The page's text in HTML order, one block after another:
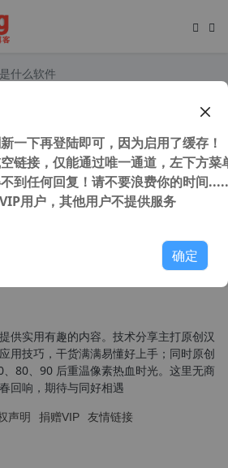
什么软件
员版
供实用有趣的内容。技术分享主打原创汉
用技巧，干货满满易懂好上手；同时原创
80、90 后重温像素热血时光。这里无商
回响，期待与同好相遇
声明 捐赠VIP 友情链接
一下再登陆即可，因为启用了缓存！
链接，仅能通过唯一通道，左下方菜
到任何回复！请不要浪费你的时间
用户，其他用户不提供服务
确定